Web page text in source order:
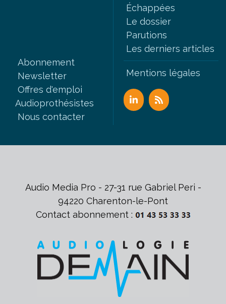
Échappées
Le dossier
Parutions
Les derniers articles
Abonnement
Newsletter
Offres d'emploi
Audioprothésistes
Nous contacter
Mentions légales
Audio Media Pro - 27-31 rue Gabriel Peri -
94220 Charenton-le-Pont
Contact abonnement :